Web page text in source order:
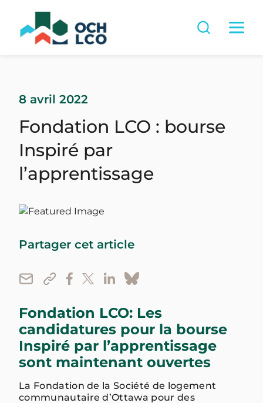
8 avril 2022
Fondation LCO : bourse
Inspiré par
l’apprentissage
Partager cet article
Fondation LCO: Les
candidatures pour la bourse
Inspiré par l’apprentissage
sont maintenant ouvertes
La Fondation de la Société de logement
communautaire d’Ottawa pour des